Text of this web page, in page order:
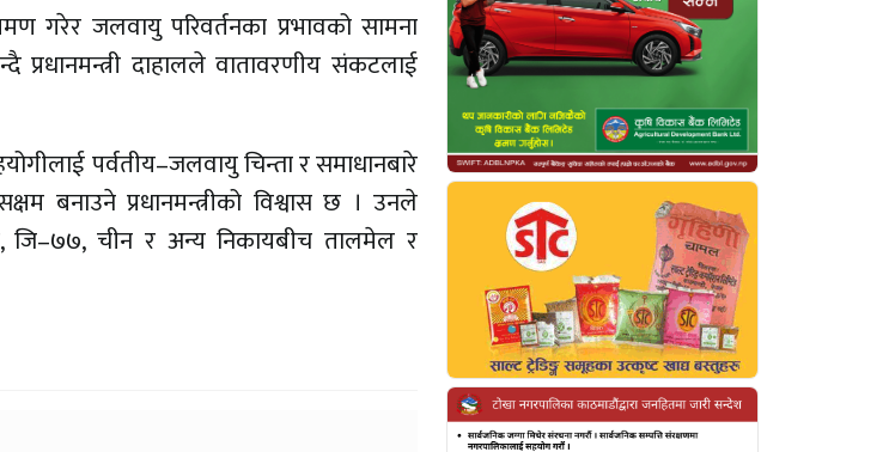
गरेर जलवायु परिवर्तनका प्रभावको सामना
प्रधानमन्त्री दाहालले वातावरणीय संकटलाई
पर्वतीय–जलवायु चिन्ता र समाधानबारे
बनाउने प्रधानमन्त्रीको विश्वास छ । उनले
जि–७७, चीन र अन्य निकायबीच तालमेल र